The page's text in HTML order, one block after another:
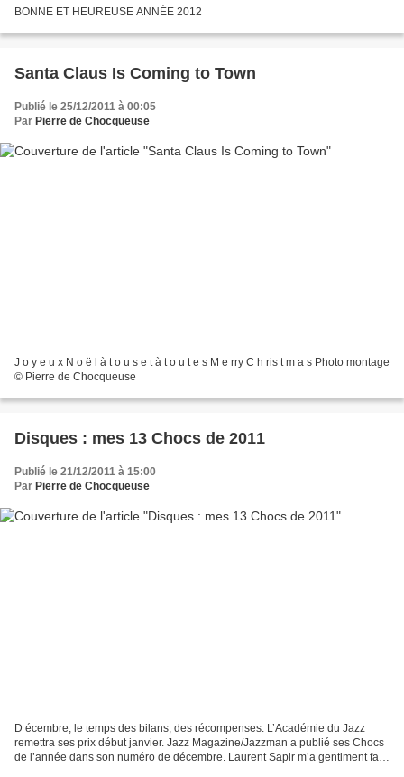
BONNE ET HEUREUSE ANNÉE 2012
Santa Claus Is Coming to Town
Publié le 25/12/2011 à 00:05
Par Pierre de Chocqueuse
J o y e u x N o ë l à t o u s e t à t o u t e s M e rry C h ris t m a s Photo montage
© Pierre de Chocqueuse
Disques : mes 13 Chocs de 2011
Publié le 21/12/2011 à 15:00
Par Pierre de Chocqueuse
D écembre, le temps des bilans, des récompenses. L’Académie du Jazz
remettra ses prix début janvier. Jazz Magazine/Jazzman a publié ses Chocs
de l’année dans son numéro de décembre. Laurent Sapir m’a gentiment fait